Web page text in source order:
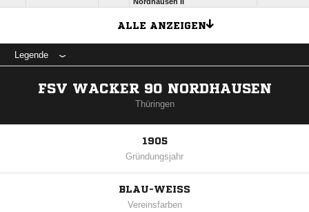
Nordhausen II
ALLE ANZEIGEN
Legende
FSV WACKER 90 NORDHAUSEN
Thüringen
1905
Gründungsjahr
BLAU-WEISS
Vereinsfarben